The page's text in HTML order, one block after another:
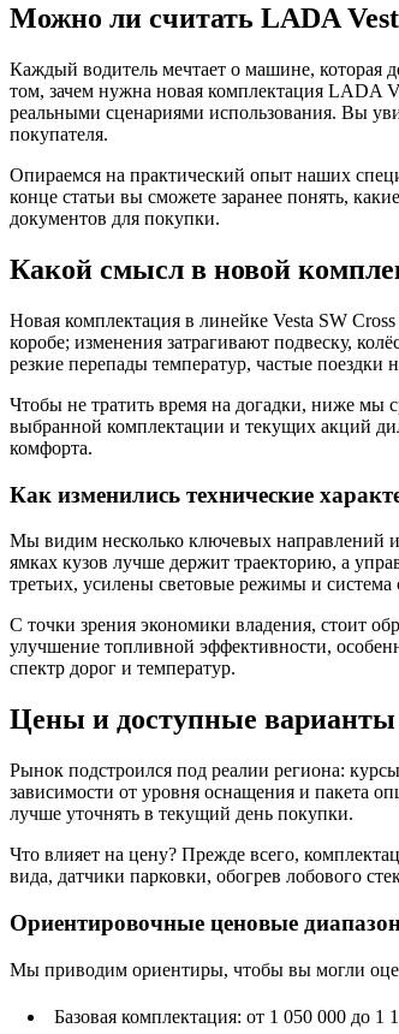
Можно ли считать LADA
Каждый водитель мечтает о машине, которая
том, зачем нужна новая комплектация LADA
реальными сценариями использования. Вы
покупателя.
Опираемся на практический опыт наших
конце статьи вы сможете заранее понять,
документов для покупки.
Какой смысл в новой
Новая комплектация в линейке Vesta SW
коробе; изменения затрагивают подвеску,
резкие перепады температур, частые
Чтобы не тратить время на догадки, ниже мы
выбранной комплектации и текущих акций
комфорта.
Как изменились технические
Мы видим несколько ключевых направлений
ямках кузов лучше держит траекторию, а
третьих, усилены световые режимы и система
С точки зрения экономики владения, стоит
улучшение топливной эффективности,
спектр дорог и температур.
Цены и доступные
Рынок подстроился под реалии региона:
зависимости от уровня оснащения и пакета
лучше уточнять в текущий день покупки.
Что влияет на цену? Прежде всего,
вида, датчики парковки, обогрев лобового
Ориентировочные ценовые
Мы приводим ориентиры, чтобы вы могли
Базовая комплектация: от 1 050 000 до 1